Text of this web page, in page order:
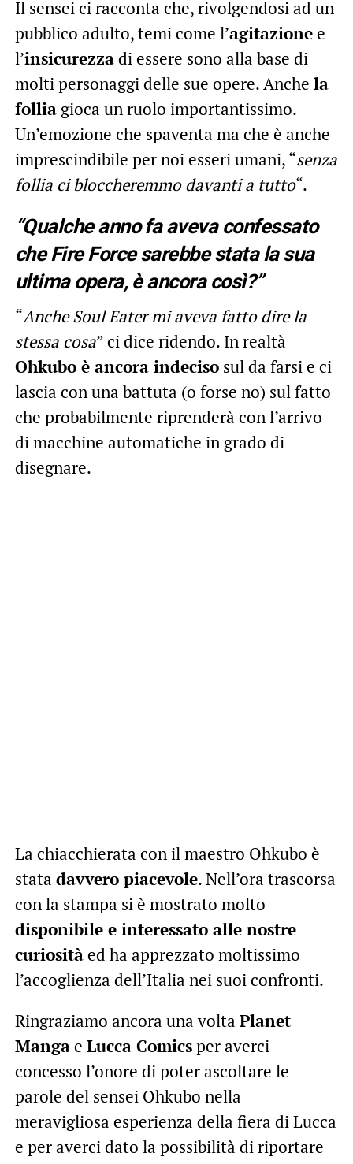
Il sensei ci racconta che, rivolgendosi ad un
pubblico adulto, temi come l’agitazionee
l’insicurezzadi essere sono alla base di
molti personaggi delle sue opere. Anche la
folliagioca un ruolo importantissimo.
Un’emozione che spaventa ma che è anche
imprescindibile per noi esseri umani, “senza
follia ci bloccheremmo davanti a tutto“.
“Qualche anno fa aveva confessato
che Fire Force sarebbe stata la sua
ultima opera, è ancora così?”
“Anche Soul Eater mi aveva fatto dire la
stessa cosa” ci dice ridendo. In realtà
Ohkubo è ancora indecisosul da farsi e ci
lascia con una battuta (o forse no) sul fatto
che probabilmente riprenderà con l’arrivo
di macchine automatiche in grado di
disegnare.
La chiacchierata con il maestro Ohkubo è
stata davvero piacevole. Nell’ora trascorsa
con la stampa si è mostrato molto
disponibile e interessato alle nostre
curiositàed ha apprezzato moltissimo
l’accoglienza dell’Italia nei suoi confronti.
Ringraziamo ancora una volta Planet
Mangae Lucca Comicsper averci
concesso l’onore di poter ascoltare le
parole del sensei Ohkubo nella
meravigliosa esperienza della fiera di Lucca
e per averci dato la possibilità di riportare